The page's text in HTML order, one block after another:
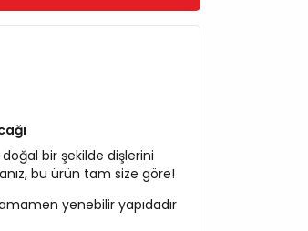
bir şekilde dişlerini
bu ürün tam size göre!
yenebilir yapıdadır